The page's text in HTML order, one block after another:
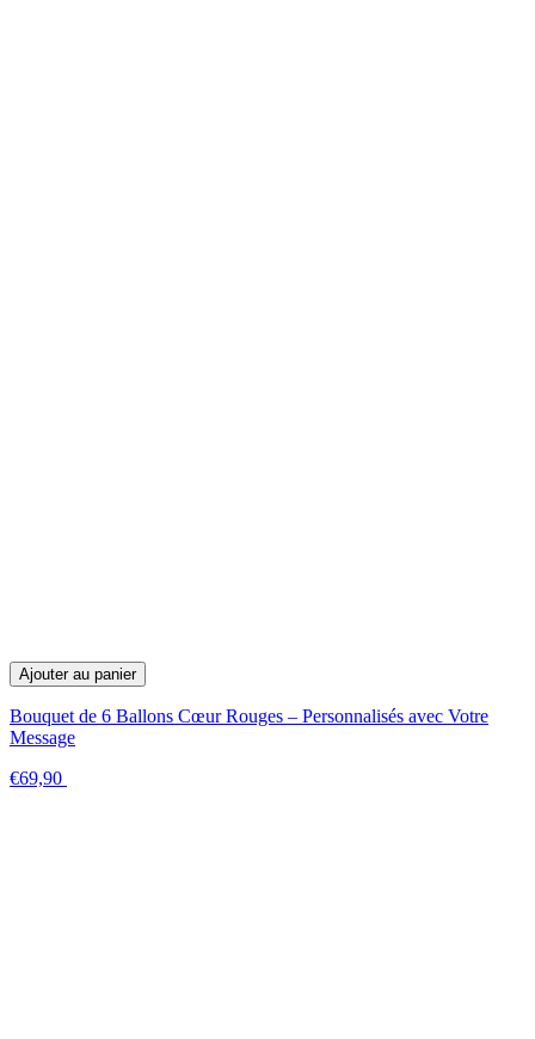
Ajouter au panier
Bouquet de 6 Ballons Cœur Rouges – Personnalisés avec Votre
Message
€69,90